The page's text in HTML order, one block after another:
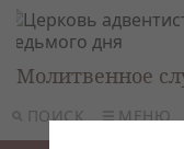
ПОИСК МЕНЮ
Молитвенное